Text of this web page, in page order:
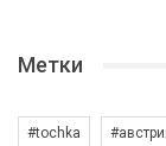
Метки
#tochka